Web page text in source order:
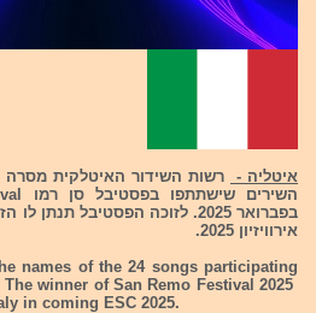
איטליה -
בפברואר 2025. לזוכה הפסטיבל
אירוויזיון 2025.
names of the 24 songs participating
winner of San Remo Festival 2025
in coming ESC 2025.